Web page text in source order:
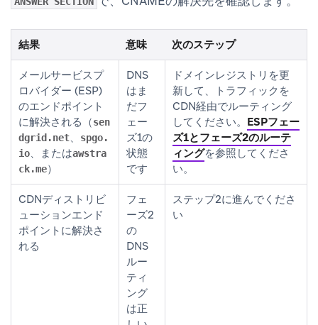
結果 意味 次のステップ
メールサービスプ
ロバイダー (ESP)
のエンドポイント
に解決される（sen
dgrid.net、
spgo.
io、またはawstra
ck.me）
DNS
はま
だフ
ェー
ズ1の
状態
です
ドメインレジストリを更
新して、トラフィックを
CDN経由でルーティング
してください。 ESPフェー
ズ1とフェーズ2のルーテ
ィングを参照してくださ
い。
CDNディストリビ
ューションエンド
ポイントに解決さ
れる
フェ
ーズ2
の
DNS
ルー
ティ
ング
は正
ステップ2に進んでくださ
い